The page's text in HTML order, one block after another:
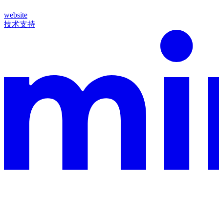
website
技术支持